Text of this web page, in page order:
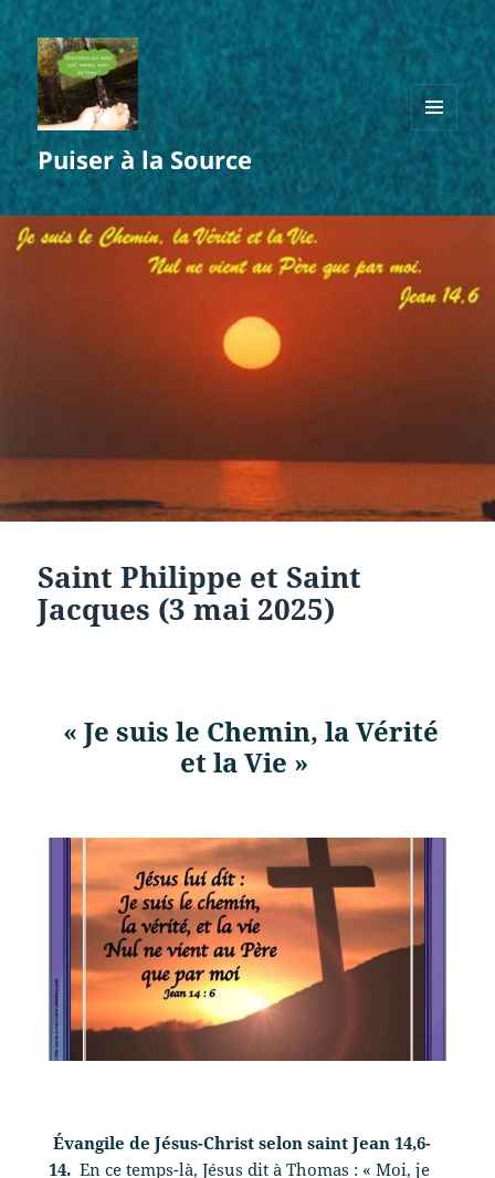
Puiser à la Source
MENU
ET
WIDGETS
Saint Philippe et Saint
Jacques (3 mai 2025)
« Je suis le Chemin, la Vérité
et la Vie »
Évangile de Jésus-Christ selon saint Jean 14,6-
14. En ce temps-là, Jésus dit à Thomas : « Moi, je